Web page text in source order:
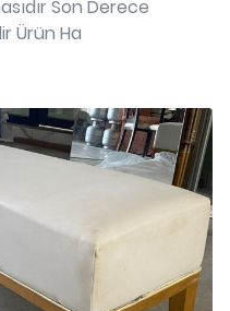
Son Derece
Ürün Ha